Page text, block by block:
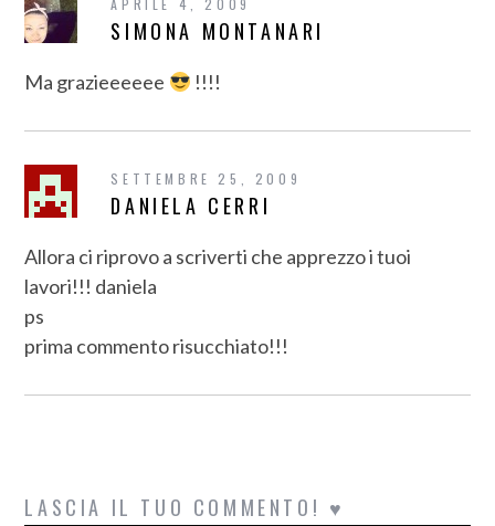
APRILE 4, 2009
SIMONA MONTANARI
Ma grazieeeeee !!!!
SETTEMBRE 25, 2009
DANIELA CERRI
Allora ci riprovo a scriverti che apprezzo i tuoi
lavori!!! daniela
ps
prima commento risucchiato!!!
LASCIA IL TUO COMMENTO! ♥